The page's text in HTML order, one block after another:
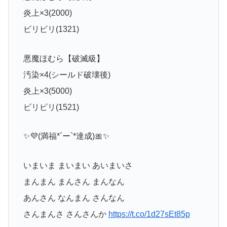
炎上×3(2000)
ビリビリ(1321)
悪魔ほむら【破滅級】
汚染×4(シールド破壊後)
炎上×3(5000)
ビリビリ(1521)
✨💜(満福*´ー`*達成)🎀✨
いまいま まいまい あいまいさ
まんまん まんさん まんなん
あんさん なんまん さんなん
さんまんさ さんさんか https://t.co/1d27sEt85p